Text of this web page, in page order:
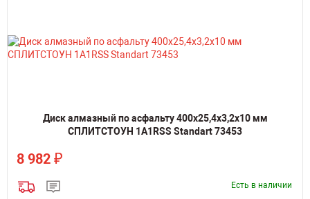
Диск алмазный по асфальту 400х25,4х3,2х10 мм
СПЛИТСТОУН 1A1RSS Standart 73453
8 982 ₽
Есть в наличии